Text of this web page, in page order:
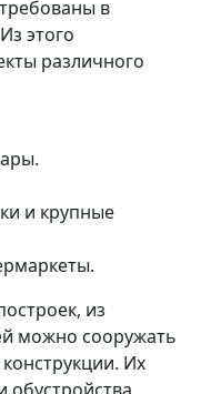
в
этого
различного
и крупные
из
можно сооружать
Их